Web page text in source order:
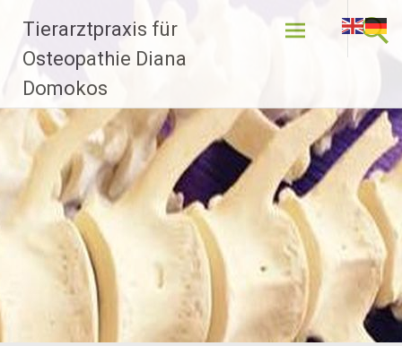
Inhalt
springen
Tierarztpraxis für
Osteopathie Diana
Domokos